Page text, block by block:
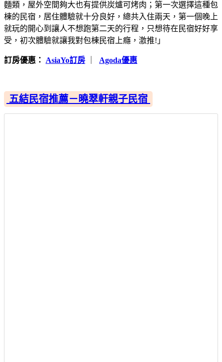
麵類，屋外空間夠大也有提供炭爐可烤肉；第一次選擇這種包
棟的民宿，居住體驗就十分良好，總共入住兩天，第一個晚上
就玩的開心到讓人不想跑第二天的行程，只想待在民宿好好享
受，初次體驗就讓我對包棟民宿上癮，激推!」
訂房優惠： AsiaYo訂房 Agoda優惠
五結民宿推薦－曉翠軒親子民宿